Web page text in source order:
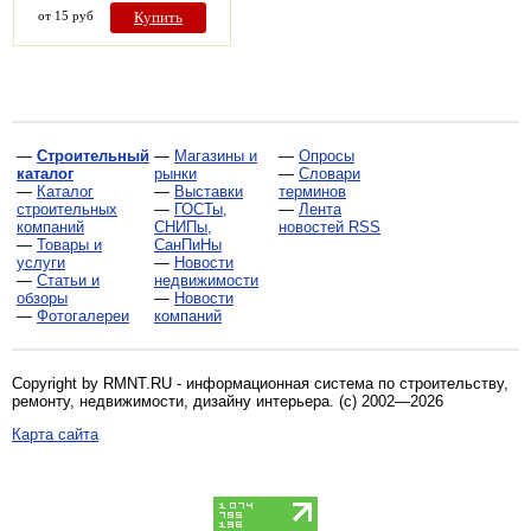
от 15 руб Купить
— Строительный
каталог
— Каталог
строительных
компаний
— Товары и
услуги
— Статьи и
обзоры
— Фотогалереи
— Магазины и
рынки
— Выставки
— ГОСТы,
СНИПы,
СанПиНы
— Новости
недвижимости
— Новости
компаний
— Опросы
— Словари
терминов
— Лента
новостей RSS
Copyright by RMNT.RU - информационная система по строительству,
ремонту, недвижимости, дизайну интерьера . (c) 2002—2026
Карта сайта